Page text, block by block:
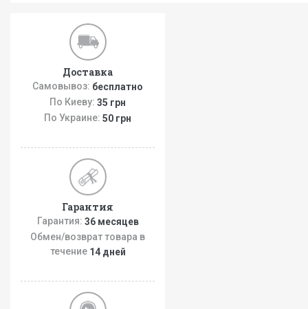
Доставка
Самовывоз: бесплатно
По Киеву: 35 грн
По Украине: 50 грн
Гарантия
Гарантия: 36 месяцев
Обмен/возврат товара в
течение 14 дней